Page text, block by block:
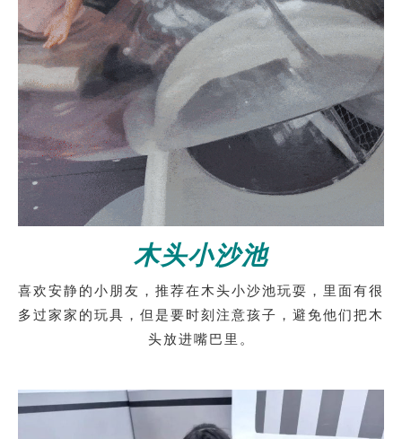
木头小沙池
喜欢安静的小朋友，推荐在木头小沙池玩耍，里面有很
多过家家的玩具，但是要时刻注意孩子，避免他们把木
头放进嘴巴里。